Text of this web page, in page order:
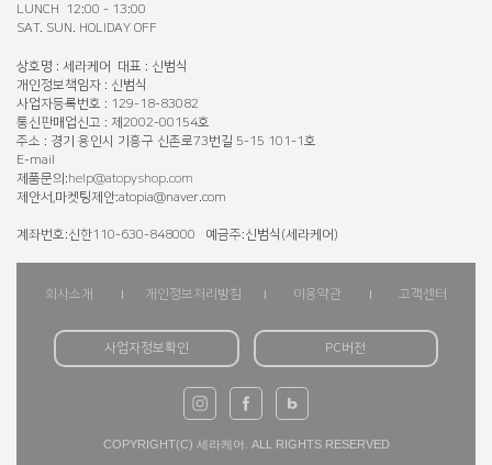
LUNCH 12:00 - 13:00
SAT. SUN. HOLIDAY OFF
상호명 : 세라케어 대표 : 신범식
개인정보책임자 : 신범식
사업자등록번호 : 129-18-83082
통신판매업신고 : 제2002-00154호
주소 : 경기 용인시 기흥구 신촌로73번길 5-15 101-1호
E-mail
제품문의:help@atopyshop.com
제안서,마켓팅제안:atopia@naver.com
계좌번호:신한110-630-848000 예금주:신범식(세라케어)
회사소개 개인정보처리방침 이용약관 고객센터
사업자정보확인 PC버전
COPYRIGHT(C) 세라케어. ALL RIGHTS RESERVED